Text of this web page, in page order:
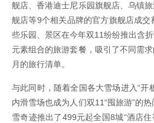
舰店、香港迪士尼乐园旗舰店、乌镇
舰店等9个相关品牌的官方旗舰店成
些乐园、景区在今年双11纷纷推出含
元素组合的旅游套餐，吸引了不同需
月的旅行清单。
与此同时，随着全国各大雪场进入“开
内滑雪场也成为人们双11“囤旅游”的
雪奇迹推出了499元起全国8城“酒店